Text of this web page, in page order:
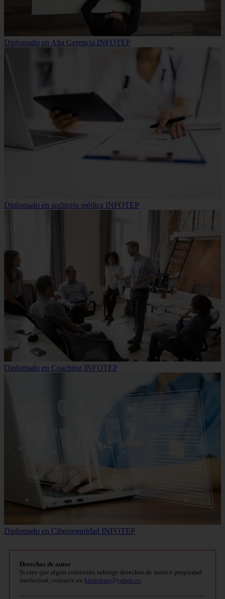
Diplomado en Alta Gerencia INFOTEP
Diplomado en auditoría médica INFOTEP
Diplomado en Coaching INFOTEP
Diplomado en Ciberseguridad INFOTEP
Derechos de autor
Si cree que algún contenido infringe derechos de autor o propiedad
intelectual, contacte en bitelchux@yahoo.es